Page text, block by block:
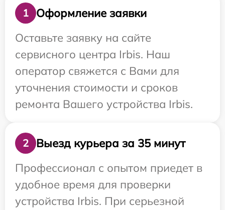
1
Оформление заявки
Оставьте заявку на сайте
сервисного центра Irbis. Наш
оператор свяжется с Вами для
уточнения стоимости и сроков
ремонта Вашего устройства Irbis.
2
Выезд курьера за 35 минут
Профессионал с опытом приедет в
удобное время для проверки
устройства Irbis. При серьезной